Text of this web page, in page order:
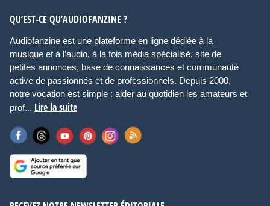
QU’EST-CE QU’AUDIOFANZINE ?
Audiofanzine est une plateforme en ligne dédiée à la
musique et à l’audio, à la fois média spécialisé, site de
petites annonces, base de connaissances et communauté
active de passionnés et de professionnels. Depuis 2000,
notre vocation est simple : aider au quotidien les amateurs et
prof... Lire la suite